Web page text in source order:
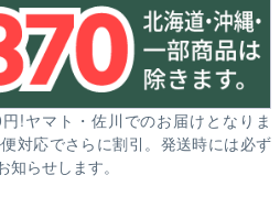
!ヤマト・佐川でのお届けとなりま
対応でさらに割引。発送時には必ず
らせします。